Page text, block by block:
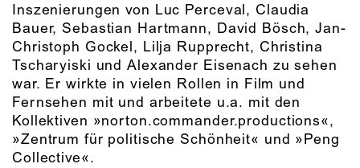
Inszenierungen von Luc Perceval, Claudia
Bauer, Sebastian Hartmann, David Bösch, Jan-
Christoph Gockel, Lilja Rupprecht, Christina
Tscharyiski und Alexander Eisenach zu sehen
war. Er wirkte in vielen Rollen in Film und
Fernsehen mit und arbeitete u.a. mit den
Kollektiven »norton.commander.productions«,
»Zentrum für politische Schönheit« und »Peng
Collective«.